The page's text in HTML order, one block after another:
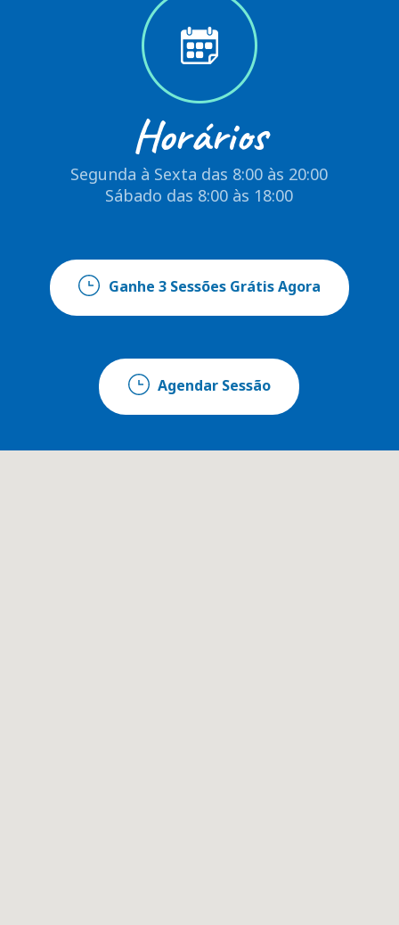
Horários
Segunda à Sexta das 8:00 às 20:00
Sábado das 8:00 às 18:00
Ganhe 3 Sessões Grátis Agora
Agendar Sessão